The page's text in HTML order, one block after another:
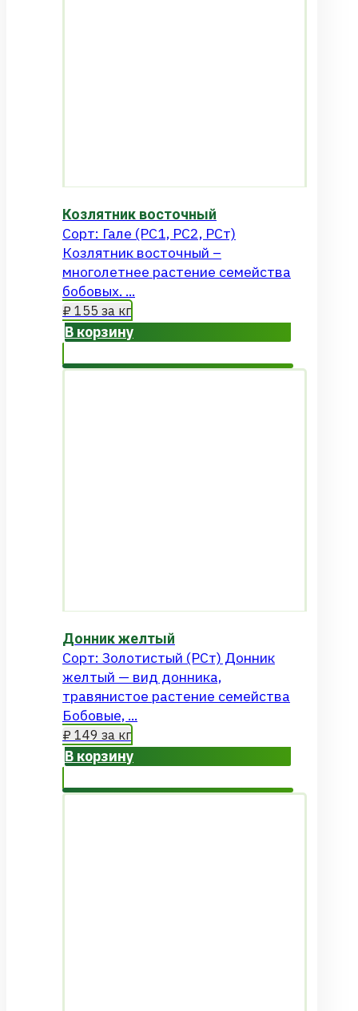
Козлятник восточный
Сорт: Гале (РС1, РС2, РСт)
Козлятник восточный –
многолетнее растение семейства
бобовых. ...
₽ 155 за кг
В корзину
Донник желтый
Сорт: Золотистый (РСт) Донник
желтый — вид донника,
травянистое растение семейства
Бобовые, ...
₽ 149 за кг
В корзину